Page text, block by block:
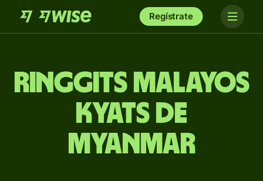
Regístrate
Ringgits malayos
kyats de
Myanmar